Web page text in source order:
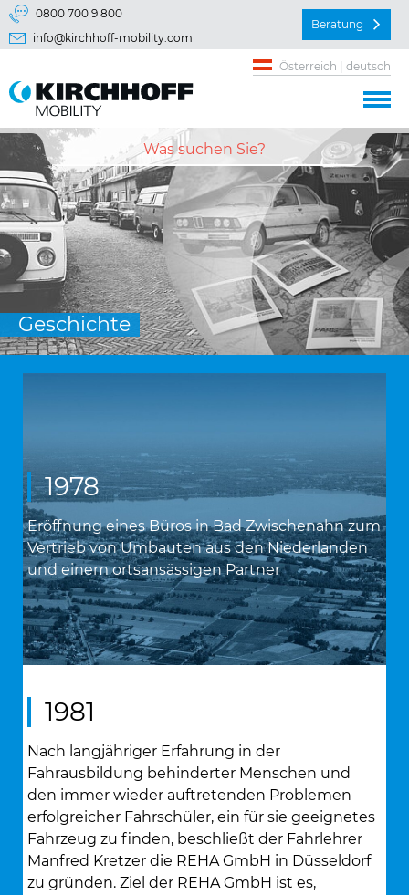
Springe direkt zu:
Hauptmenü
0800 700 9 800
info@kirchhoff-mobility.com
Beratung
Österreich | deutsch
Geschichte
1978
Eröffnung eines Büros in Bad Zwischenahn zum
Vertrieb von Umbauten aus den Niederlanden
und einem ortsansässigen Partner
1981
Nach langjähriger Erfahrung in der
Fahrausbildung behinderter Menschen und
den immer wieder auftretenden Problemen
erfolgreicher Fahrschüler, ein für sie geeignetes
Fahrzeug zu finden, beschließt der Fahrlehrer
Manfred Kretzer die REHA GmbH in Düsseldorf
zu gründen. Ziel der REHA GmbH ist es,